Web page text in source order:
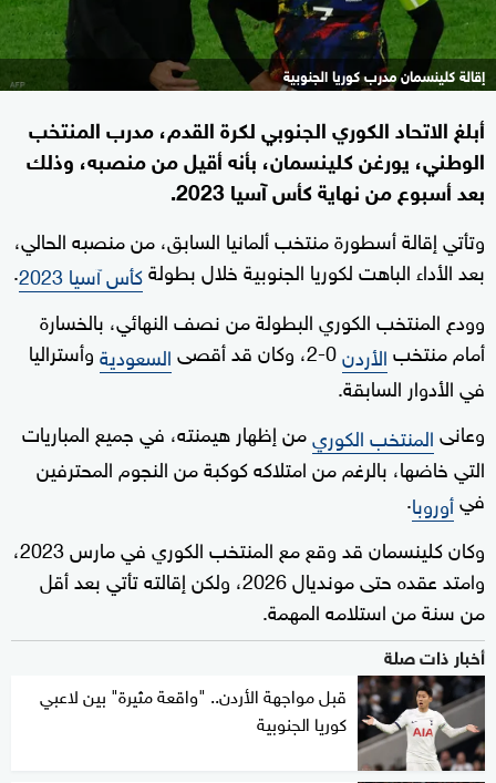
إقالة كلينسمان مدرب كوريا الجنوبية
أبلغ الاتحاد الكوري الجنوبي لكرة القدم، مدرب المنتخب
الوطني، يورغن كلينسمان، بأنه أقيل من منصبه، وذلك
بعد أسبوع من نهاية كأس آسيا 2023.
وتأتي إقالة أسطورة منتخب ألمانيا السابق، من منصبه الحالي،
بعد الأداء الباهت لكوريا الجنوبية خلال بطولةكأس آسيا 2023
.
وودع المنتخب الكوري البطولة من نصف النهائي، بالخسارة
أمام منتخبالأردن السعوديةوأستراليا
في الأدوار السابقة.
وعانىالمنتخب الكوريمن إظهار هيمنته، في جميع المباريات
التي خاضها، بالرغم من امتلاكه كوكبة من النجوم المحترفين
فيأوروبا.
وكان كلينسمان قد وقع مع المنتخب الكوري في مارس 2023،
وامتد عقده حتى مونديال 2026، ولكن إقالته تأتي بعد أقل
من سنة من استلامه المهمة.
أخبار ذات صلة
قبل مواجهة الأردن.. "واقعة مثيرة" بين لاعبي
كوريا الجنوبية